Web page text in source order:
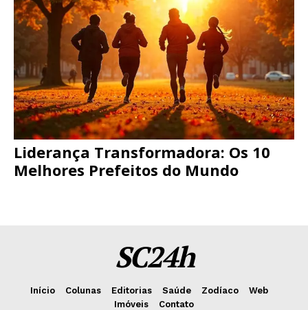
Liderança Transformadora: Os 10
Melhores Prefeitos do Mundo
SC24h
Início Colunas Editorias Saúde Zodíaco
Web
Imóveis
Contato